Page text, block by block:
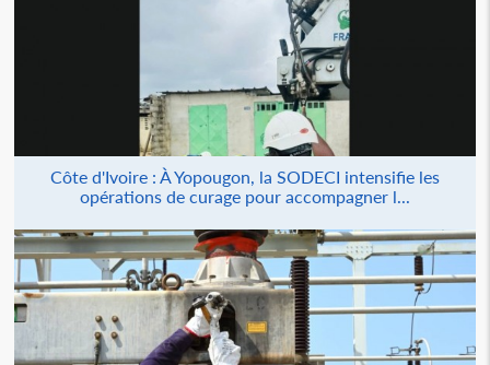
Côte d'Ivoire : À Yopougon, la SODECI intensifie les
opérations de curage pour accompagner l...